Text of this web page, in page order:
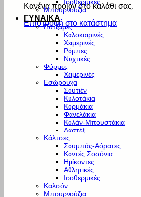
Κανένα προϊόν στο καλάθι σας.
Επιστροφή στο κατάστημα
Ισοθερμικές
Μπουρνούζια
ΓΥΝΑΙΚΑ
Πυτζάμες
Καλοκαιρινές
Χειμερινές
Ρόμπες
Νυχτικές
Φόρμες
Χειμερινές
Εσώρουχα
Σουτιέν
Κυλοτάκια
Κορμάκια
Φανελάκια
Κολάν-Μπουστάκια
Λαστέξ
Κάλτσες
Σουμπάς-Αόρατες
Κοντές Σοσόνια
Ημίκοντες
Αθλητικές
Ισοθερμικές
Καλσόν
Μπουρνούζια